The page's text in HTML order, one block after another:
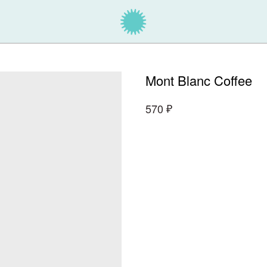
Mont Blanc Coffee
570 ₽